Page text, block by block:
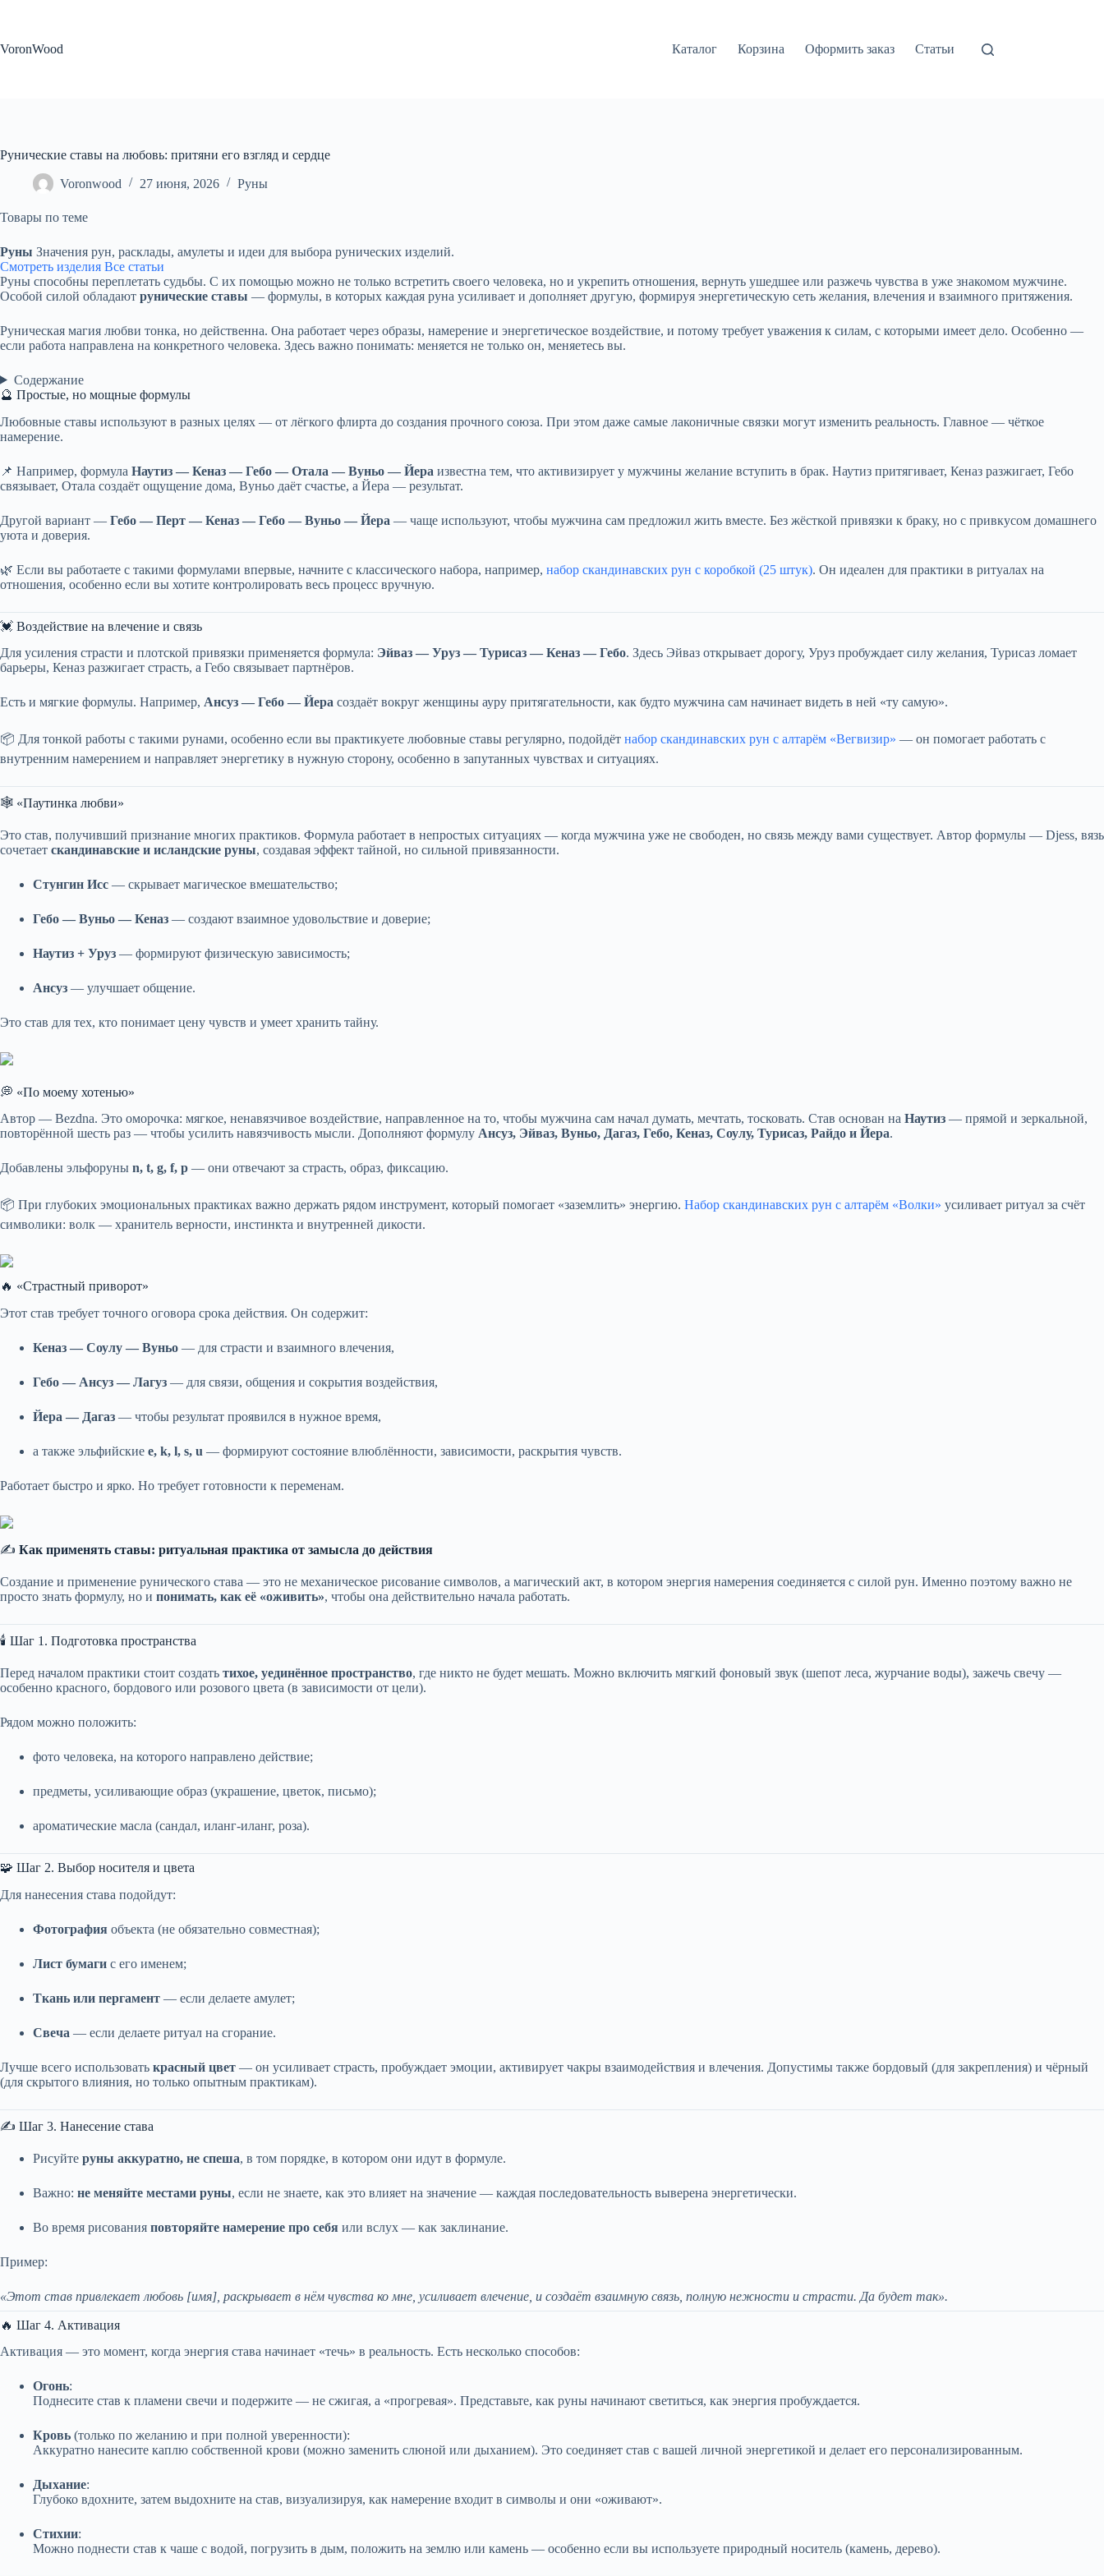
VoronWood
Каталог Корзина Оформить заказ Статьи
Рунические ставы на любовь: притяни его взгляд и сердце
Voronwood 27 июня, 2026 Руны
Товары по теме
Руны Значения рун, расклады, амулеты и идеи для выбора рунических изделий.
Смотреть изделия Все статьи
Руны способны переплетать судьбы. С их помощью можно не только встретить своего человека, но и укрепить отношения, вернуть ушедшее или разжечь чувства в уже знакомом мужчине.
Особой силой обладают рунические ставы — формулы, в которых каждая руна усиливает и дополняет другую, формируя энергетическую сеть желания, влечения и взаимного притяжения.
Руническая магия любви тонка, но действенна. Она работает через образы, намерение и энергетическое воздействие, и потому требует уважения к силам, с которыми имеет дело. Особенно —
если работа направлена на конкретного человека. Здесь важно понимать: меняется не только он, меняетесь вы.
Содержание
🔮 Простые, но мощные формулы
Любовные ставы используют в разных целях — от лёгкого флирта до создания прочного союза. При этом даже самые лаконичные связки могут изменить реальность. Главное — чёткое
намерение.
📌 Например, формула Наутиз — Кеназ — Гебо — Отала — Вуньо — Йера известна тем, что активизирует у мужчины желание вступить в брак. Наутиз притягивает, Кеназ разжигает, Гебо
связывает, Отала создаёт ощущение дома, Вуньо даёт счастье, а Йера — результат.
Другой вариант — Гебо — Перт — Кеназ — Гебо — Вуньо — Йера — чаще используют, чтобы мужчина сам предложил жить вместе. Без жёсткой привязки к браку, но с привкусом домашнего
уюта и доверия.
🌿 Если вы работаете с такими формулами впервые, начните с классического набора, например, набор скандинавских рун с коробкой (25 штук). Он идеален для практики в ритуалах на
отношения, особенно если вы хотите контролировать весь процесс вручную.
💓 Воздействие на влечение и связь
Для усиления страсти и плотской привязки применяется формула: Эйваз — Уруз — Турисаз — Кеназ — Гебо. Здесь Эйваз открывает дорогу, Уруз пробуждает силу желания, Турисаз ломает
барьеры, Кеназ разжигает страсть, а Гебо связывает партнёров.
Есть и мягкие формулы. Например, Ансуз — Гебо — Йера создаёт вокруг женщины ауру притягательности, как будто мужчина сам начинает видеть в ней «ту самую».
📦 Для тонкой работы с такими рунами, особенно если вы практикуете любовные ставы регулярно, подойдёт набор скандинавских рун с алтарём «Вегвизир» — он помогает работать с
внутренним намерением и направляет энергетику в нужную сторону, особенно в запутанных чувствах и ситуациях.
🕸️ «Паутинка любви»
Это став, получивший признание многих практиков. Формула работает в непростых ситуациях — когда мужчина уже не свободен, но связь между вами существует. Автор формулы — Djess, вязь
сочетает скандинавские и исландские руны, создавая эффект тайной, но сильной привязанности.
Стунгин Исс — скрывает магическое вмешательство;
Гебо — Вуньо — Кеназ — создают взаимное удовольствие и доверие;
Наутиз + Уруз — формируют физическую зависимость;
Ансуз — улучшает общение.
Это став для тех, кто понимает цену чувств и умеет хранить тайну.
💭 «По моему хотенью»
Автор — Bezdna. Это оморочка: мягкое, ненавязчивое воздействие, направленное на то, чтобы мужчина сам начал думать, мечтать, тосковать. Став основан на Наутиз — прямой и зеркальной,
повторённой шесть раз — чтобы усилить навязчивость мысли. Дополняют формулу Ансуз, Эйваз, Вуньо, Дагаз, Гебо, Кеназ, Соулу, Турисаз, Райдо и Йера.
Добавлены эльфоруны n, t, g, f, p — они отвечают за страсть, образ, фиксацию.
📦 При глубоких эмоциональных практиках важно держать рядом инструмент, который помогает «заземлить» энергию. Набор скандинавских рун с алтарём «Волки» усиливает ритуал за счёт
символики: волк — хранитель верности, инстинкта и внутренней дикости.
🔥 «Страстный приворот»
Этот став требует точного оговора срока действия. Он содержит:
Кеназ — Соулу — Вуньо — для страсти и взаимного влечения,
Гебо — Ансуз — Лагуз — для связи, общения и сокрытия воздействия,
Йера — Дагаз — чтобы результат проявился в нужное время,
а также эльфийские e, k, l, s, u — формируют состояние влюблённости, зависимости, раскрытия чувств.
Работает быстро и ярко. Но требует готовности к переменам.
✍️ Как применять ставы: ритуальная практика от замысла до действия
Создание и применение рунического става — это не механическое рисование символов, а магический акт, в котором энергия намерения соединяется с силой рун. Именно поэтому важно не
просто знать формулу, но и понимать, как её «оживить», чтобы она действительно начала работать.
🕯️ Шаг 1. Подготовка пространства
Перед началом практики стоит создать тихое, уединённое пространство, где никто не будет мешать. Можно включить мягкий фоновый звук (шепот леса, журчание воды), зажечь свечу —
особенно красного, бордового или розового цвета (в зависимости от цели).
Рядом можно положить:
фото человека, на которого направлено действие;
предметы, усиливающие образ (украшение, цветок, письмо);
ароматические масла (сандал, иланг-иланг, роза).
🧩 Шаг 2. Выбор носителя и цвета
Для нанесения става подойдут:
Фотография объекта (не обязательно совместная);
Лист бумаги с его именем;
Ткань или пергамент — если делаете амулет;
Свеча — если делаете ритуал на сгорание.
Лучше всего использовать красный цвет — он усиливает страсть, пробуждает эмоции, активирует чакры взаимодействия и влечения. Допустимы также бордовый (для закрепления) и чёрный
(для скрытого влияния, но только опытным практикам).
✍️ Шаг 3. Нанесение става
Рисуйте руны аккуратно, не спеша, в том порядке, в котором они идут в формуле.
Важно: не меняйте местами руны, если не знаете, как это влияет на значение — каждая последовательность выверена энергетически.
Во время рисования повторяйте намерение про себя или вслух — как заклинание.
Пример:
«Этот став привлекает любовь [имя], раскрывает в нём чувства ко мне, усиливает влечение, и создаёт взаимную связь, полную нежности и страсти. Да будет так».
🔥 Шаг 4. Активация
Активация — это момент, когда энергия става начинает «течь» в реальность. Есть несколько способов:
Огонь:
Поднесите став к пламени свечи и подержите — не сжигая, а «прогревая». Представьте, как руны начинают светиться, как энергия пробуждается.
Кровь (только по желанию и при полной уверенности):
Аккуратно нанесите каплю собственной крови (можно заменить слюной или дыханием). Это соединяет став с вашей личной энергетикой и делает его персонализированным.
Дыхание:
Глубоко вдохните, затем выдохните на став, визуализируя, как намерение входит в символы и они «оживают».
Стихии:
Можно поднести став к чаше с водой, погрузить в дым, положить на землю или камень — особенно если вы используете природный носитель (камень, дерево).